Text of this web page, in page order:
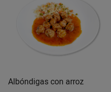
Albóndigas con arroz